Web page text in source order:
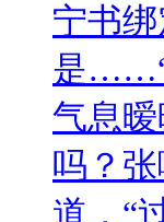
宁书
是……“
气息
吗？
道，“